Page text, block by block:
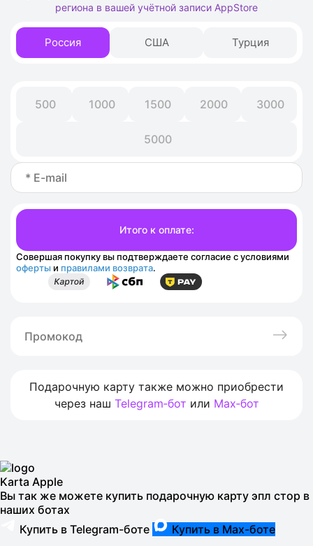
региона в вашей учётной записи AppStore
Совершая покупку вы подтверждаете согласие с условиями
оферты и правилами возврата.
Подарочную карту также можно приобрести
через наш Telegram‑бот или Max‑бот
Россия США Турция
500 1000 1500 2000 3000
5000
Karta Apple
Вы так же можете купить подарочную карту эпл стор в
наших ботах
Купить в Telegram-боте
Купить в Max-боте